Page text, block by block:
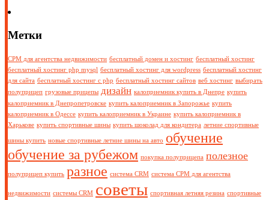
Метки
СРМ для агентства недвижимости бесплатный домен и хостинг бесплатный хостинг
бесплатный хостинг php mysql бесплатный хостинг для wordpress бесплатный хостинг
для сайта бесплатный хостинг с php бесплатный хостинг сайтов веб хостинг выбирать
полуприцеп грузовые прицепы дизайн калоприемник купить в Днепре купить
калоприемник в Днепропетровске купить калоприемник в Запорожье купить
калоприемник в Одессе купить калоприемник в Украине купить калоприемник в
Харькове купить спортивные шины купить шоколад для кондитера летние спортивные
шины купить новые спортивные летние шины на авто обучение
обучение за рубежом покупка полуприцепа полезное
полуприцеп купить разное система CRM система СРМ для агентства
недвижимости системы CRM советы спортивная летняя резина спортивные